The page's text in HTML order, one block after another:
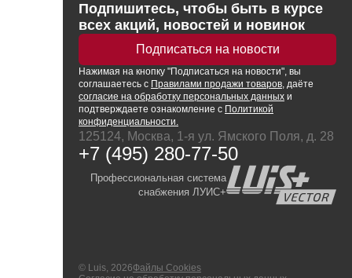
Подпишитесь, чтобы быть в курсе
всех акций, новостей и новинок
Подписаться на новости
Нажимая на кнопку "Подписаться на новости", вы
соглашаетесь с Правилами продажи товаров, даёте
согласие на обработку персональных данных и
подтверждаете ознакомление с Политикой
конфиденциальности.
125124, Москва, 1-я ул. Ямского Поля, д. 28
+7 (495) 280-77-50
Профессиональная система
снабжения ЛУИС+
© Luis, 2026Файлы Cookies